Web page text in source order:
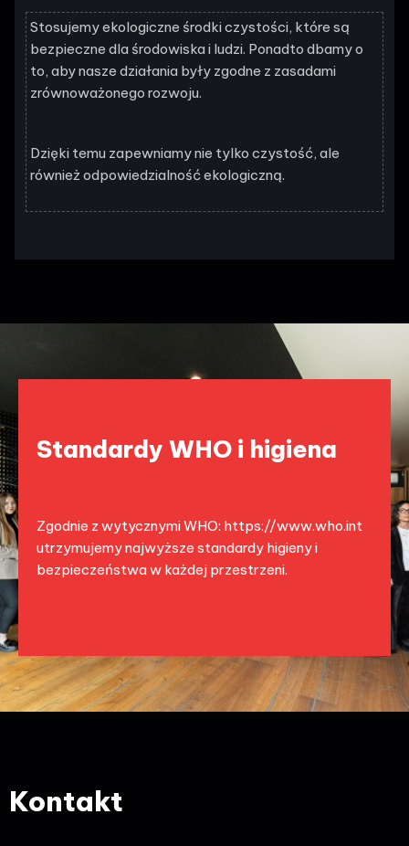
Stosujemy ekologiczne środki czystości, które są
bezpieczne dla środowiska i ludzi. Ponadto dbamy o
to, aby nasze działania były zgodne z zasadami
zrównoważonego rozwoju.
Dzięki temu zapewniamy nie tylko czystość, ale
również odpowiedzialność ekologiczną.
Standardy WHO i higiena
Zgodnie z wytycznymi WHO: https://www.who.int
utrzymujemy najwyższe standardy higieny i
bezpieczeństwa w każdej przestrzeni.
Kontakt